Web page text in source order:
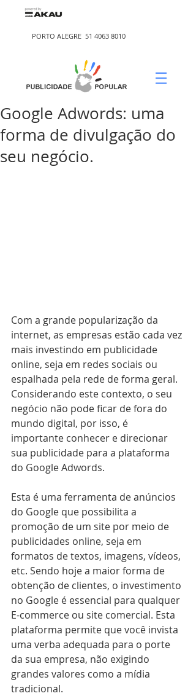
PORTO ALEGRE 51 4063 8010
Google Adwords: uma
forma de divulgação do
seu negócio.
Com a grande popularização da
internet, as empresas estão cada vez
mais investindo em publicidade
online, seja em redes sociais ou
espalhada pela rede de forma geral.
Considerando este contexto, o seu
negócio não pode ficar de fora do
mundo digital, por isso, é
importante conhecer e direcionar
sua publicidade para a plataforma
do Google Adwords.
Esta é uma ferramenta de anúncios
do Google que possibilita a
promoção de um site por meio de
publicidades online, seja em
formatos de textos, imagens, vídeos,
etc. Sendo hoje a maior forma de
obtenção de clientes, o investimento
no Google é essencial para qualquer
E-commerce ou site comercial. Esta
plataforma permite que você invista
uma verba adequada para o porte
da sua empresa, não exigindo
grandes valores como a mídia
tradicional.